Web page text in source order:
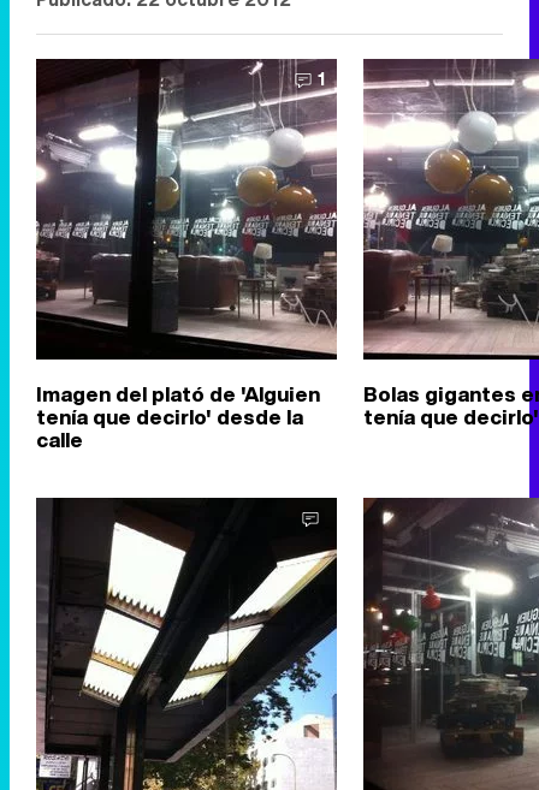
1
Imagen del plató de 'Alguien
tenía que decirlo' desde la
calle
Bolas gigantes
tenía que decirlo'